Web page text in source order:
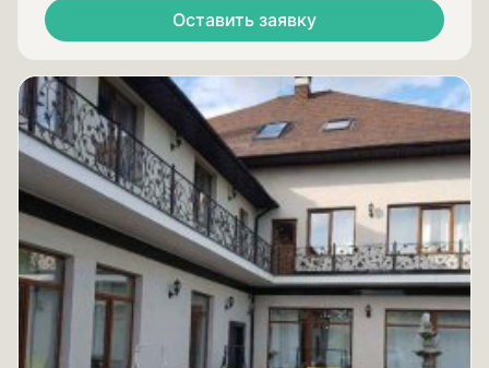
Оставить заявку